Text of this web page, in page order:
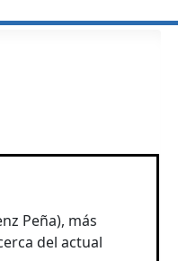
Peña), más
del actual